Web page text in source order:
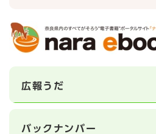
広報うだ
バックナンバー